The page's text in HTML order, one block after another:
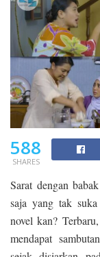
588
SHARES
Sarat dengan
saja yang tak
novel kan?
mendapat